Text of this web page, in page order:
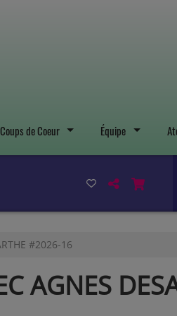
Coups de Coeur Équipe
#2026-16
AGNES